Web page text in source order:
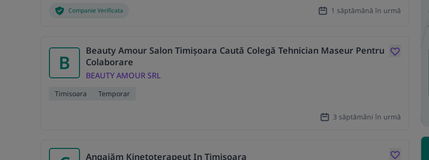
Companie Verificata 1 săptămână în urmă
B
Beauty Amour Salon Timișoara Caută Colegă Tehnician Maseur Pentru
Colaborare
BEAUTY AMOUR SRL
Timisoara Temporar
3 săptămâni în urmă
Angajăm Kinetoterapeut In Timisoara